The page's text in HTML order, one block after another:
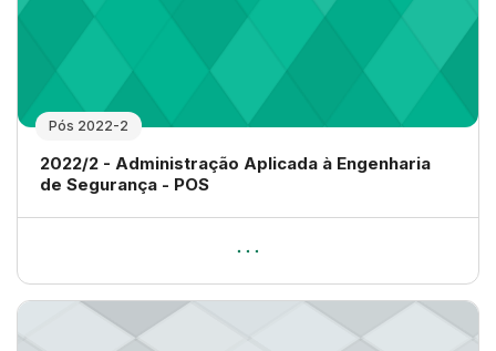
Pós 2022-2
Nome da disciplina
2022/2 - Administração Aplicada à Engenharia
de Segurança - POS